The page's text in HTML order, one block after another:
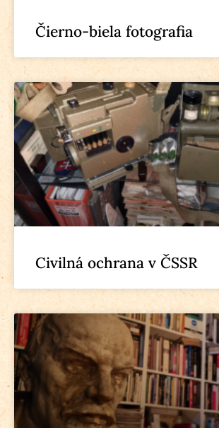
Čierno-biela fotografia
Civilná ochrana v ČSSR